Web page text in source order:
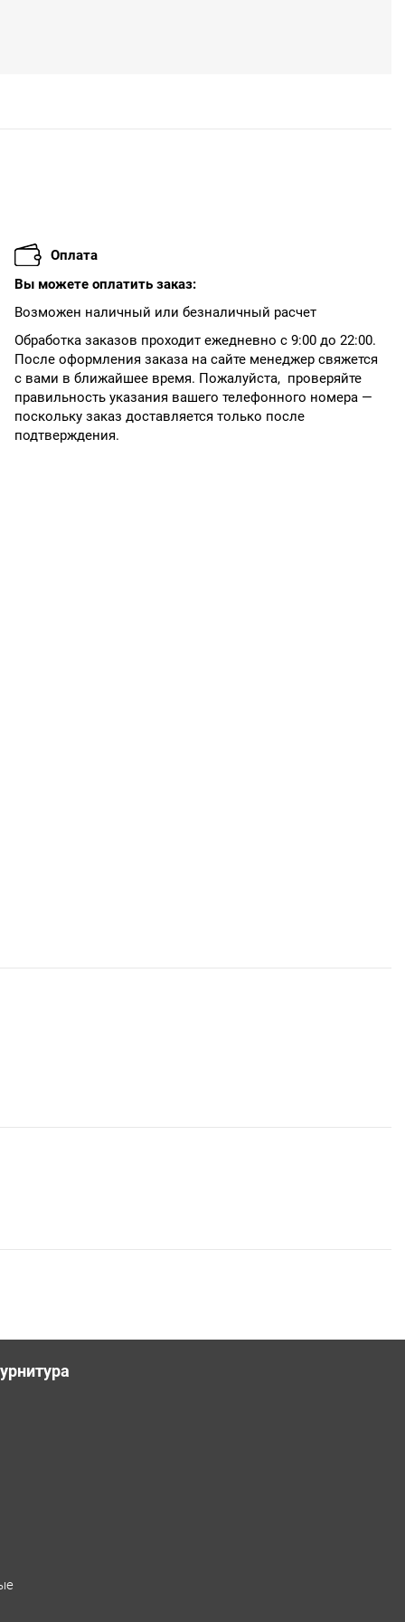
Оплата
Вы можете оплатить заказ:
Возможен наличный или безналичный расчет
Обработка заказов проходит ежедневно с 9:00 до 22:00.
После оформления заказа на сайте менеджер свяжется
с вами в ближайшее время. Пожалуйста, проверяйте
правильность указания вашего телефонного номера —
поскольку заказ доставляется только после
подтверждения.